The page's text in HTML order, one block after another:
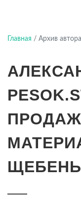
Главная / Архив
ЩЕБЕНЬ